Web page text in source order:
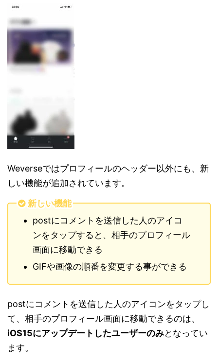
Weverseではプロフィールのヘッダー以外にも、新
しい機能が追加されています。
新しい機能
postにコメントを送信した人のアイコ
ンをタップすると、相手のプロフィール
画面に移動できる
GIFや画像の順番を変更する事ができる
postにコメントを送信した人のアイコンをタップし
て、相手のプロフィール画面に移動できるのは、
iOS15にアップデートしたユーザーのみとなってい
ます。